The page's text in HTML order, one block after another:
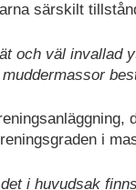
särskilt
och väl invallad
i
i huvudsak